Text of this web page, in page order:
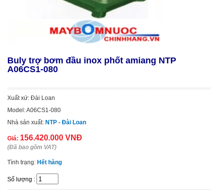
Buly trợ bơm đầu inox phốt amiang NTP
A06CS1-080
Xuất xứ: Đài Loan
Model: A06CS1-080
Nhà sản xuất: NTP - Đài Loan
Giá: 156.420.000 VNĐ
(Đã bao gồm VAT)
Tình trạng: Hết hàng
Số lượng :